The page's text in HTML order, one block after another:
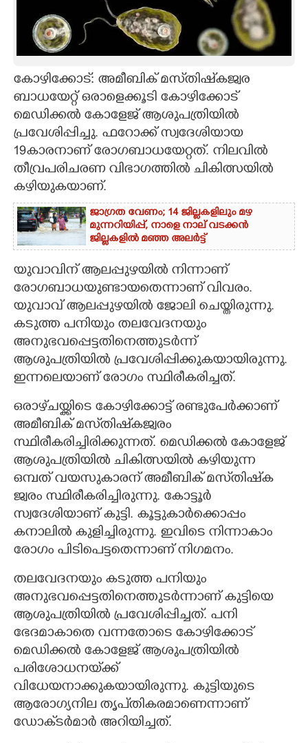
ASTRO
CARTOONS
LITERATURE
ZOOM
CONTACT US
കോഴിക്കോട്: അമീബിക് മസ്‌തിഷ്‌കജ്വര
ബാധയേറ്റ് ഒരാളെക്കൂടി കോഴിക്കോട്
മെഡിക്കൽ കോളേജ് ആശുപത്രിയിൽ
പ്രവേശിപ്പിച്ചു. ഫറോക്ക് സ്വദേശിയായ
19കാരനാണ് രോഗബാധയേറ്റത്. നിലവിൽ
തീവ്രപരിചരണ വിഭാഗത്തിൽ ചികിത്സയിൽ
കഴിയുകയാണ്.
ജാഗ്രത വേണം; 14 ജില്ലകളിലും മഴ
മുന്നറിയിപ്പ്, നാളെ നാല് വടക്കൻ
ജില്ലകളിൽ മഞ്ഞ അലർട്ട്
യുവാവിന് ആലപ്പുഴയിൽ നിന്നാണ്
രോഗബാധയുണ്ടായതെന്നാണ് വിവരം.
യുവാവ് ആലപ്പുഴയിൽ ജോലി ചെയ്തിരുന്നു.
കടുത്ത പനിയും തലവേദനയും
അനുഭവപ്പെട്ടതിനെത്തുടർന്ന്
ആശുപത്രിയിൽ പ്രവേശിപ്പിക്കുകയായിരുന്നു.
ഇന്നലെയാണ് രോഗം സ്ഥിരീകരിച്ചത്.
ഒരാഴ്‌ചയ്ക്കിടെ കോഴിക്കോട്ട് രണ്ടുപേർക്കാണ്
അമീബിക് മസ്‌തിഷ്‌കജ്വരം
സ്ഥിരീകരിച്ചിരിക്കുന്നത്. മെഡിക്കൽ കോളേജ്
ആശുപത്രിയിൽ ചികിത്സയിൽ കഴിയുന്ന
ഒമ്പത് വയസുകാരന് അമീബിക് മസ്‌തിഷ്‌ക
ജ്വരം സ്ഥിരീകരിച്ചിരുന്നു. കോട്ടൂർ
സ്വദേശിയാണ് കുട്ടി. കൂട്ടുകാർക്കൊപ്പം
കനാലിൽ കുളിച്ചിരുന്നു. ഇവിടെ നിന്നാകാം
രോഗം പിടിപെട്ടതെന്നാണ് നിഗമനം.
തലവേദനയും കടുത്ത പനിയും
അനുഭവപ്പെട്ടതിനെത്തുടർന്നാണ് കുട്ടിയെ
ആശുപത്രിയിൽ പ്രവേശിപ്പിച്ചത്. പനി
ഭേദമാകാതെ വന്നതോടെ കോഴിക്കോട്
മെഡിക്കൽ കോളേജ് ആശുപത്രിയിൽ
പരിശോധനയ്‌ക്ക്
വിധേയനാക്കുകയായിരുന്നു. കുട്ടിയുടെ
ആരോഗ്യനില തൃപ്‌തികരമാണെന്നാണ്
ഡോക്‌ടർമാർ അറിയിച്ചത്.